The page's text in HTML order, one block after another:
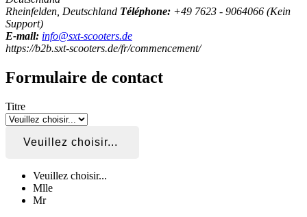
Rheinfelden, Deutschland Téléphone: +49 7623 - 9064066 (Kein
Support)
E-mail: info@sxt-scooters.de
https://b2b.sxt-scooters.de/fr/commencement/
Formulaire de contact
Titre
Veuillez choisir...
Veuillez choisir...
Mlle
Mr